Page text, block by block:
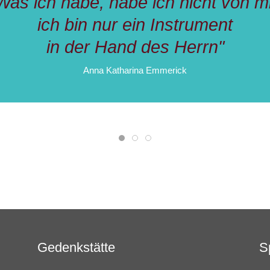
ich bin nur ein Instrument
in der Hand des Herrn"
Anna Katharina Emmerick
Gedenkstätte